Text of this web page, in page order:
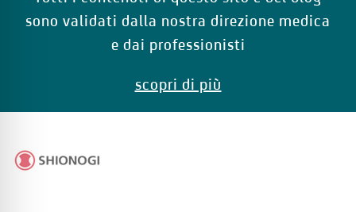
Seno
sono validati dalla nostra direzione medica
e dai professionisti
scopri di più